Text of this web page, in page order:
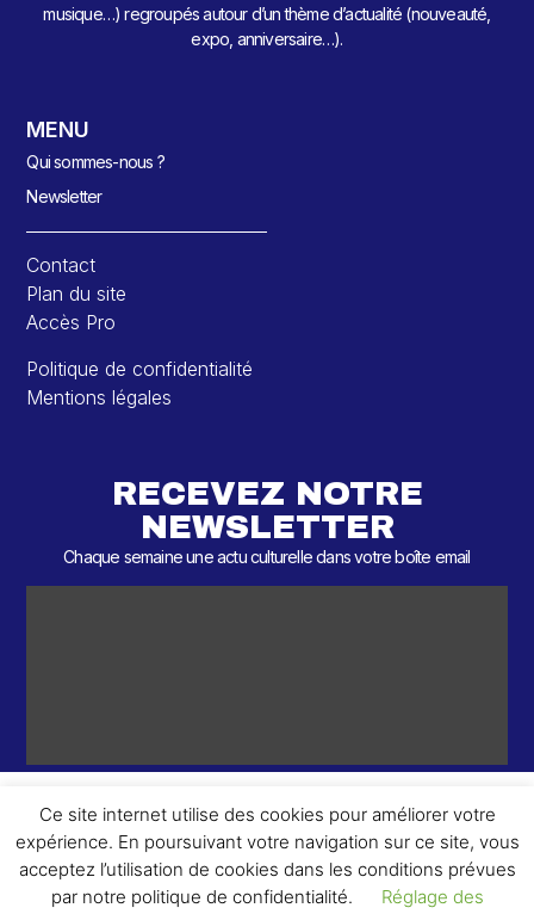
musique…) regroupés autour d’un thème d’actualité (nouveauté,
expo, anniversaire…).
MENU
Qui sommes-nous ?
Newsletter
Contact
Plan du site
Accès Pro
Politique de confidentialité
Mentions légales
RECEVEZ NOTRE
NEWSLETTER
Chaque semaine une actu culturelle dans votre boîte email
© 2026 – 2 ème Round – Tous droits réservés.
Ce site internet utilise des cookies pour améliorer votre
expérience. En poursuivant votre navigation sur ce site, vous
acceptez l’utilisation de cookies dans les conditions prévues
par notre politique de confidentialité.
Réglage des